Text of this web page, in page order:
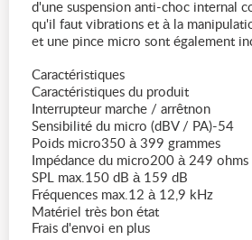
d'une suspension anti-choc internal
qu'il faut vibrations et à la
et une pince micro sont également
Caractéristiques
Caractéristiques du produit
Interrupteur marche / arrêtnon
Sensibilité du micro (dBV / PA)-54
Poids micro350 à 399 grammes
Impédance du micro200 à 249 ohms
SPL max.150 dB à 159 dB
Fréquences max.12 à 12,9 kHz
Matériel très bon état
Frais d'envoi en plus